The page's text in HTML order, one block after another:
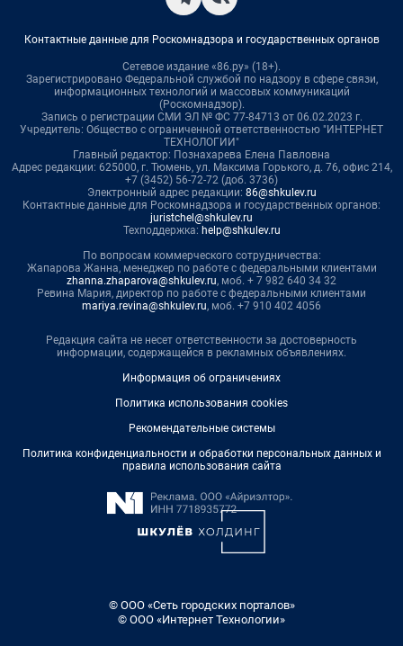
Контактные данные для Роскомнадзора и государственных органов
Сетевое издание «86.ру» (18+).
Зарегистрировано Федеральной службой по надзору в сфере связи,
информационных технологий и массовых коммуникаций
(Роскомнадзор).
Запись о регистрации СМИ ЭЛ № ФС 77-84713 от 06.02.2023 г.
Учредитель: Общество с ограниченной ответственностью "ИНТЕРНЕТ
ТЕХНОЛОГИИ"
Главный редактор: Познахарева Елена Павловна
Адрес редакции: 625000, г. Тюмень, ул. Максима Горького, д. 76, офис 214,
+7 (3452) 56-72-72 (доб. 3736)
Электронный адрес редакции: 86@shkulev.ru
Контактные данные для Роскомнадзора и государственных органов:
juristchel@shkulev.ru
Техподдержка: help@shkulev.ru
По вопросам коммерческого сотрудничества:
Жапарова Жанна, менеджер по работе с федеральными клиентами
zhanna.zhaparova@shkulev.ru, моб. + 7 982 640 34 32
Ревина Мария, директор по работе с федеральными клиентами
mariya.revina@shkulev.ru, моб. +7 910 402 4056
Редакция сайта не несет ответственности за достоверность
информации, содержащейся в рекламных объявлениях.
Информация об ограничениях
Политика использования cookies
Рекомендательные системы
Политика конфиденциальности и обработки персональных данных и
правила использования сайта
© ООО «Сеть городских порталов»
© ООО «Интернет Технологии»